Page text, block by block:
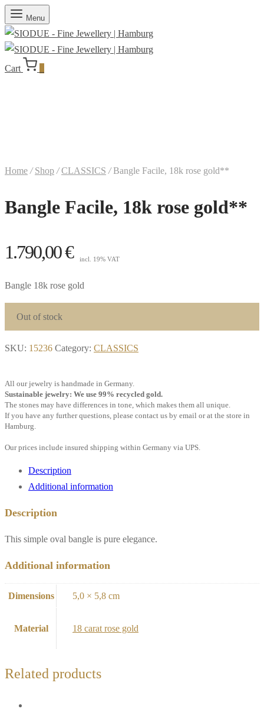
Menu
Cart
Home / Shop / CLASSICS /Bangle Facile, 18k rose gold**
Bangle Facile, 18k rose gold**
1.790,00€ incl. 19% VAT
Bangle 18k rose gold
Out of stock
SKU: 15236 Category: CLASSICS
All our jewelry is handmade in Germany.
Sustainable jewelry: We use 99% recycled gold.
The stones may have differences in tone, which makes them all unique.
If you have any further questions, please contact us by email or at the store in
Hamburg.
Our prices include insured shipping within Germany via UPS.
Description
Additional information
Description
This simple oval bangle is pure elegance.
Additional information
Dimensions 5,0 × 5,8 cm
Material 18 carat rose gold
Related products